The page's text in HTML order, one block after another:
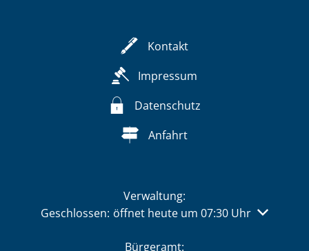
Kontakt
Impressum
Datenschutz
Anfahrt
Verwaltung:
Klicken, um weitere Öffnungs- oder Schließzeiten
Geschlossen: öffnet heute um 07:30 Uhr
Bürgeramt: